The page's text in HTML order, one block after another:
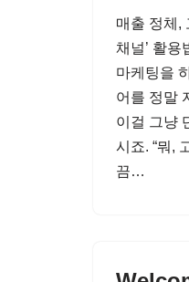
매출 정체,
채널’ 활
마케팅을
어를 정말
이걸 그냥
시죠. “뭐,
끔…